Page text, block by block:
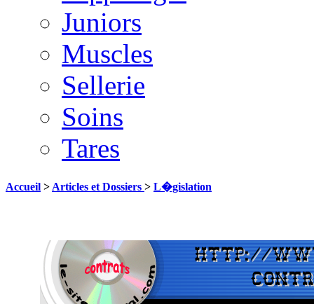
Juniors
Muscles
Sellerie
Soins
Tares
Accueil > Articles et Dossiers > L�gislation